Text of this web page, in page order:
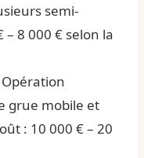
semi-
8 000 € selon la
Opération
grue mobile et
: 10 000 € – 20